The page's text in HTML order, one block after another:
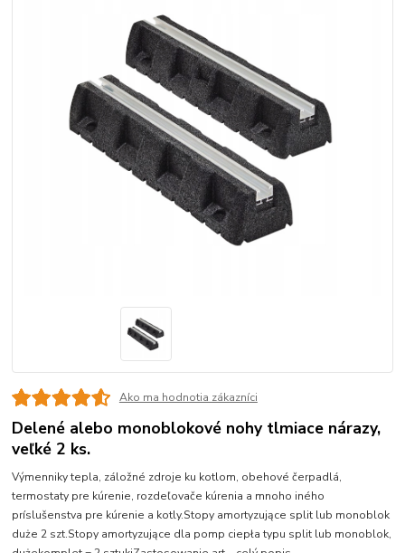
Ako ma hodnotia zákazníci
Delené alebo monoblokové nohy tlmiace nárazy,
veľké 2 ks.
Výmenniky tepla, záložné zdroje ku kotlom, obehové čerpadlá,
termostaty pre kúrenie, rozdeľovače kúrenia a mnoho iného
príslušenstva pre kúrenie a kotly.Stopy amortyzujące split lub monoblok
duże 2 szt.Stopy amortyzujące dla pomp ciepła typu split lub monoblok,